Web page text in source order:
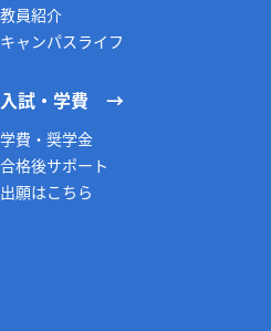
教員紹介
キャンパスライフ
入試・学費
学費・奨学金
合格後サポート
出願はこちら